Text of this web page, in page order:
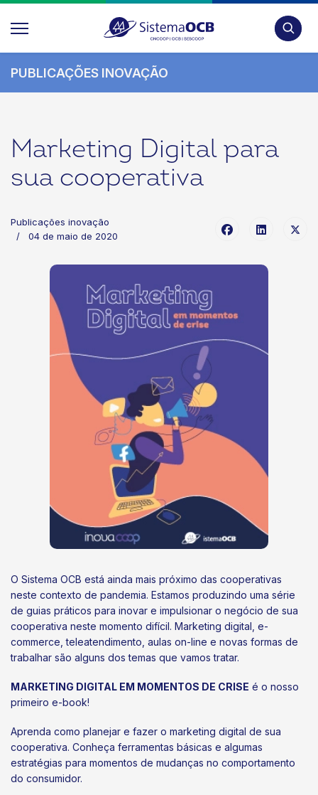
PUBLICAÇÕES INOVAÇÃO
Marketing Digital para
sua cooperativa
Publicações inovação
04 de maio de 2020
O Sistema OCB está ainda mais próximo das cooperativas
neste contexto de pandemia. Estamos produzindo uma série
de guias práticos para inovar e impulsionar o negócio de sua
cooperativa neste momento difícil. Marketing digital, e-
commerce, teleatendimento, aulas on-line e novas formas de
trabalhar são alguns dos temas que vamos tratar.
MARKETING DIGITAL EM MOMENTOS DE CRISE é o nosso
primeiro e-book!
Aprenda como planejar e fazer o marketing digital de sua
cooperativa. Conheça ferramentas básicas e algumas
estratégias para momentos de mudanças no comportamento
do consumidor.